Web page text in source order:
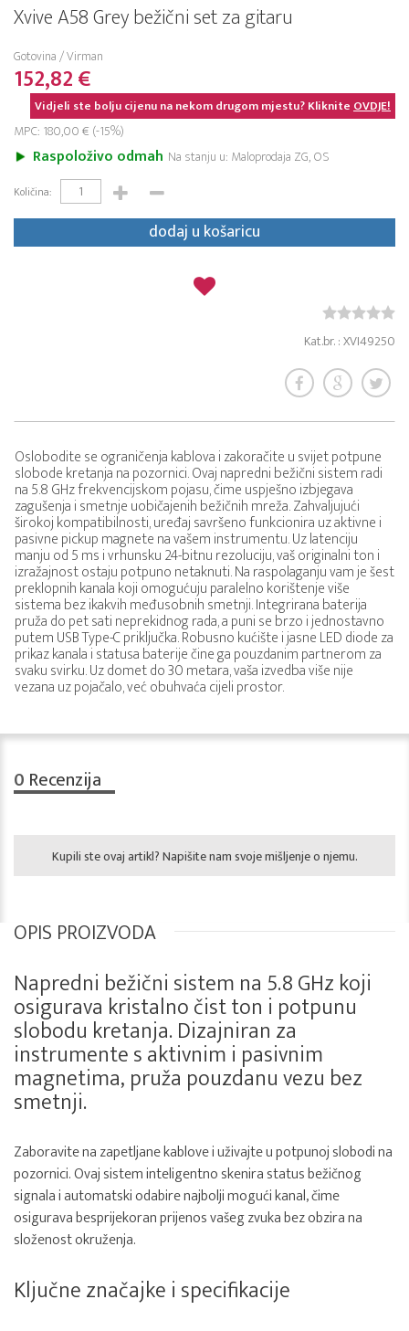
Xvive A58 Grey bežični set za gitaru
Gotovina / Virman
152,82 €
Vidjeli ste bolju cijenu na nekom drugom mjestu? KlikniteOVDJE!
MPC: 180,00 € (-15%)
Raspoloživo odmah Na stanju u: Maloprodaja ZG, OS
Količina:
dodaj u košaricu
Kat.br. : XVI49250
Oslobodite se ograničenja kablova i zakoračite u svijet potpune
slobode kretanja na pozornici. Ovaj napredni bežični sistem radi
na 5.8 GHz frekvencijskom pojasu, čime uspješno izbjegava
zagušenja i smetnje uobičajenih bežičnih mreža. Zahvaljujući
širokoj kompatibilnosti, uređaj savršeno funkcionira uz aktivne i
pasivne pickup magnete na vašem instrumentu. Uz latenciju
manju od 5 ms i vrhunsku 24-bitnu rezoluciju, vaš originalni ton i
izražajnost ostaju potpuno netaknuti. Na raspolaganju vam je šest
preklopnih kanala koji omogućuju paralelno korištenje više
sistema bez ikakvih međusobnih smetnji. Integrirana baterija
pruža do pet sati neprekidnog rada, a puni se brzo i jednostavno
putem USB Type-C priključka. Robusno kućište i jasne LED diode za
prikaz kanala i statusa baterije čine ga pouzdanim partnerom za
svaku svirku. Uz domet do 30 metara, vaša izvedba više nije
vezana uz pojačalo, već obuhvaća cijeli prostor.
0 Recenzija
Kupili ste ovaj artikl? Napišite nam svoje mišljenje o njemu.
OPIS PROIZVODA
Napredni bežični sistem na 5.8 GHz koji
osigurava kristalno čist ton i potpunu
slobodu kretanja. Dizajniran za
instrumente s aktivnim i pasivnim
magnetima, pruža pouzdanu vezu bez
smetnji.
Zaboravite na zapetljane kablove i uživajte u potpunoj slobodi na
pozornici. Ovaj sistem inteligentno skenira status bežičnog
signala i automatski odabire najbolji mogući kanal, čime
osigurava besprijekoran prijenos vašeg zvuka bez obzira na
složenost okruženja.
Ključne značajke i specifikacije